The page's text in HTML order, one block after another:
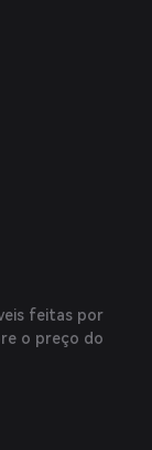
feitas por
o preço do